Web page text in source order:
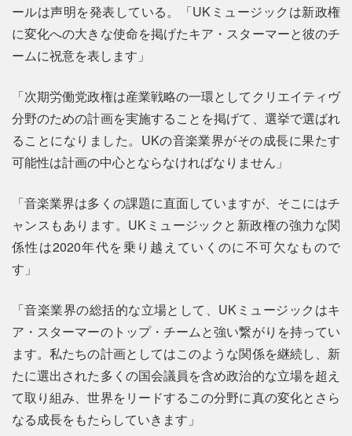
ールは声明を発表している。「UKミュージックは新政権
に変化への大きな使命を掲げたキア・スターマーと彼のチ
ームに祝意を表します」
「次期労働党政権は産業戦略の一環としてクリエイティヴ
分野のための計画を実施することを掲げて、選挙で選ばれ
ることになりました。UKの音楽業界がその成長に果たす
可能性は計画の中心とならなければなりません」
「音楽業界は多くの課題に直面していますが、そこにはチ
ャンスもあります。UKミュージックと新政権の強力な関
係性は2020年代を乗り越えていくのに不可欠なもので
す」
「音楽業界の総括的な立場として、UKミュージックはキ
ア・スターマーのトップ・チームと強い繋がりを持ってい
ます。私たちの計画としてはこのような関係を継続し、新
たに選出された多くの国会議員を含め政治的な立場を超え
て取り組み、世界をリードするこの分野に真の変化とさら
なる成長をもたらしていきます」